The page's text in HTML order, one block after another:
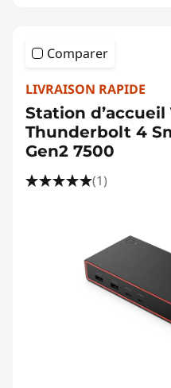
Comparer
LIVRAISON RAPIDE
Station
Thunderbolt 4
Gen2 7500
(1)